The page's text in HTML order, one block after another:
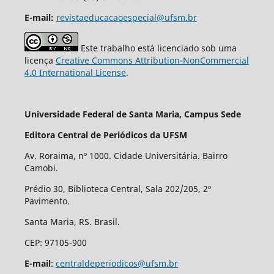
E-mail: revistaeducacaoespecial@ufsm.br
Este trabalho está licenciado sob uma
licença Creative Commons Attribution-NonCommercial
4.0 International License.
Universidade Federal de Santa Maria, Campus Sede
Editora Central de Periódicos da UFSM
Av. Roraima, nº 1000. Cidade Universitária. Bairro
Camobi.
Prédio 30, Biblioteca Central, Sala 202/205, 2º
Pavimento.
Santa Maria, RS. Brasil.
CEP: 97105-900
E-mail: centraldeperiodicos@ufsm.br